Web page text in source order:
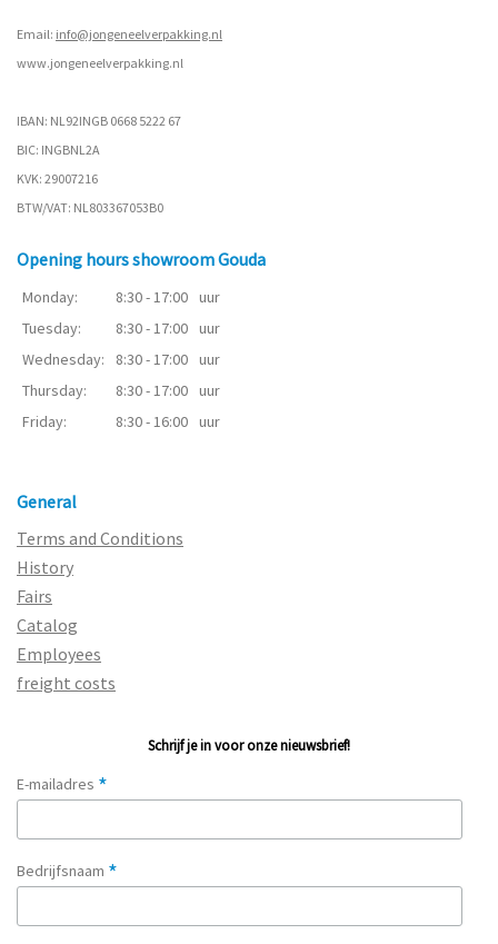
Email: info@jongeneelverpakking.nl
www.jongeneelverpakking.nl
IBAN: NL92INGB 0668 5222 67
BIC: INGBNL2A
KVK: 29007216
BTW/VAT: NL803367053B0
Opening hours showroom Gouda
Monday: 8:30 - 17:00 uur
Tuesday:
8:30 - 17:00 uur
Wednesday:
8:30 - 17:00 uur
Thursday:
8:30 - 17:00 uur
Friday:
8:30 - 16:00 uur
General
Terms and Conditions
History
Fairs
Catalog
Employees
freight costs
Schrijf je in voor onze nieuwsbrief!
E-mailadres *
Bedrijfsnaam *